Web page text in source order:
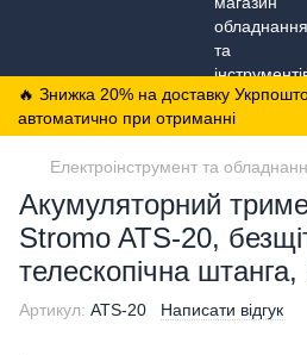
🔥 Знижка 20% на доставку
автоматично при отриманні
Електроінструмент та
Акумуляторний
Stromo ATS-20,
телескопічна
Артикул: ATS-20 Написати відгук